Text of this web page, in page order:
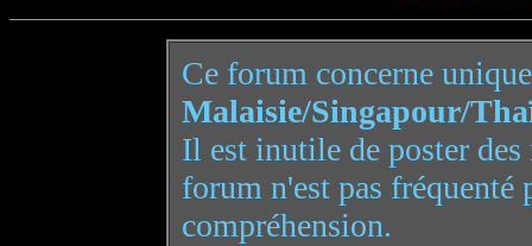
Ce forum concerne
Malaisie/Singapour/
Il est inutile de poster
forum n'est pas
compréhension.